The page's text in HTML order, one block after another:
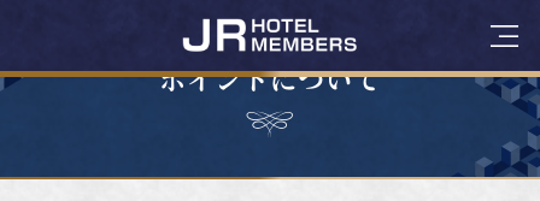
ポイントについて